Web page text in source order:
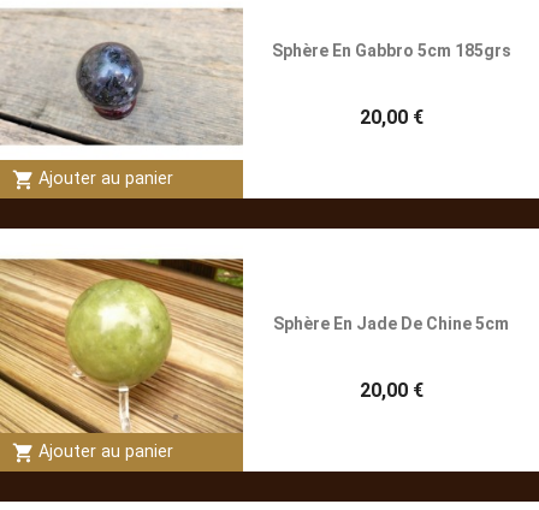
shopping_cart Ajouter au panier
Sphère En Gabbro 5cm 185grs
20,00 €
shopping_cart Ajouter au panier
Sphère En Jade De Chine 5cm
20,00 €